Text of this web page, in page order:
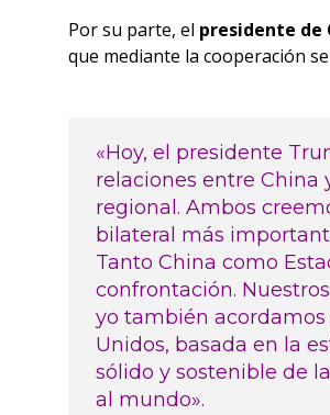
Por su parte, el presidente de
que mediante la cooperación
«Hoy, el presidente
relaciones entre China
regional. Ambos
bilateral más
Tanto China como
confrontación.
yo también
Unidos, basada en la
sólido y sostenible de
al mundo».